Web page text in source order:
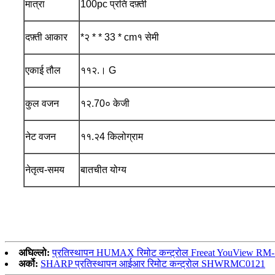
मात्रा 100pc प्रति दफ़्ती
दफ़्ती आकार *२ * * 33 * cm१ सेमी
एकाई तौल ११२.। G
कुल वजन १२.70० केजी
नेट वजन ११.२4 किलोग्राम
नेतृत्व-समय बातचीत योग्य
अघिल्लो: प्रतिस्थापन HUMAX रिमोट कन्ट्रोल Freeat YouView
अर्को: SHARP प्रतिस्थापन आईआर रिमोट कन्ट्रोल SHWRMC0121